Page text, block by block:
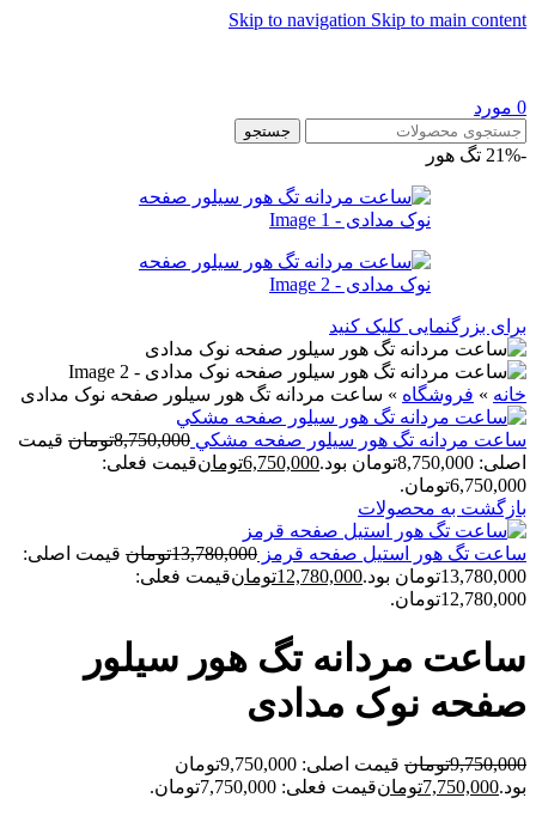
Skip to navigation Skip to main content
0 مورد
جستجو
-21% تگ هور
برای بزرگنمایی کلیک کنید
خانه » فروشگاه » ساعت مردانه تگ هور سيلور صفحه نوک مدادی
ساعت مردانه تگ هور سيلور صفحه مشکي 8,750,000تومان قیمت
اصلی: 8,750,000تومان بود.
6,750,000تومانقیمت فعلی:
6,750,000تومان.
بازگشت به محصولات
ساعت تگ هور استيل صفحه قرمز 13,780,000تومان قیمت اصلی:
13,780,000تومان بود.
12,780,000تومانقیمت فعلی:
12,780,000تومان.
ساعت مردانه تگ هور سيلور
صفحه نوک مدادی
9,750,000تومان
قیمت اصلی: 9,750,000تومان
بود.7,750,000تومانقیمت فعلی: 7,750,000تومان.